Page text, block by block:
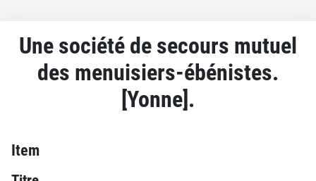
Une société de secours mutuel
des menuisiers-ébénistes.
[Yonne].
Item